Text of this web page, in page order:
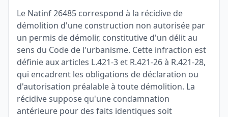
Le Natinf 26485 correspond à la récidive de
démolition d'une construction non autorisée par
un permis de démolir, constitutive d'un délit au
sens du Code de l'urbanisme. Cette infraction est
définie aux articles L.421-3 et R.421-26 à R.421-28,
qui encadrent les obligations de déclaration ou
d'autorisation préalable à toute démolition. La
récidive suppose qu'une condamnation
antérieure pour des faits identiques soit